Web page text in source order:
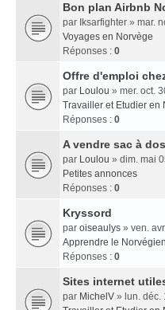
Bon plan Airbnb
par Iksarfighter » mar.
Voyages en Norvège
Réponses : 0
Offre d'emploi
par Loulou » mer. oct.
Travailler et Etudier en
Réponses : 0
A vendre sac à
par Loulou » dim. mai
Petites annonces
Réponses : 0
Kryssord
par oiseaulys » ven.
Apprendre le Norvégien
Réponses : 0
Sites internet
par MichelV » lun. déc.